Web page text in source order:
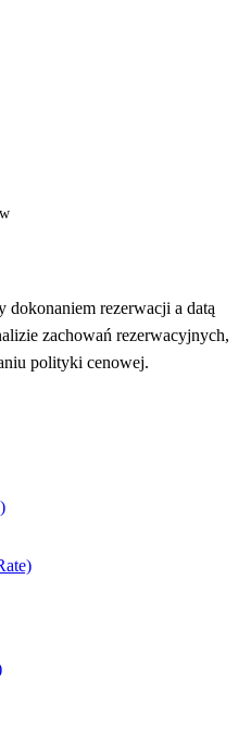
rezerwacji a datą
zachowań rezerwacyjnych,
polityki cenowej.